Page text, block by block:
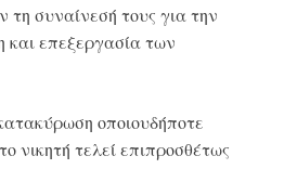
τη συναίνεσή τους για την
επεξεργασία των
οποιουδήποτε
νικητή τελεί επιπροσθέτως